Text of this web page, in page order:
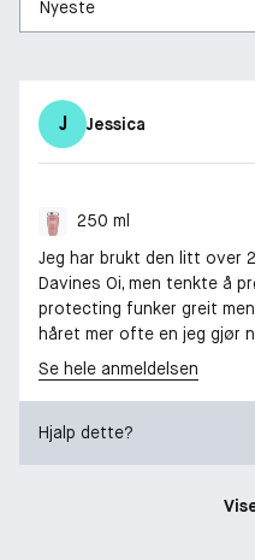
J Jessica
250 ml
Jeg har brukt den litt over
Davines Oi, men tenkte å
protecting funker greit
håret mer ofte en jeg gjør
Se hele anmeldelsen
Hjalp dette?